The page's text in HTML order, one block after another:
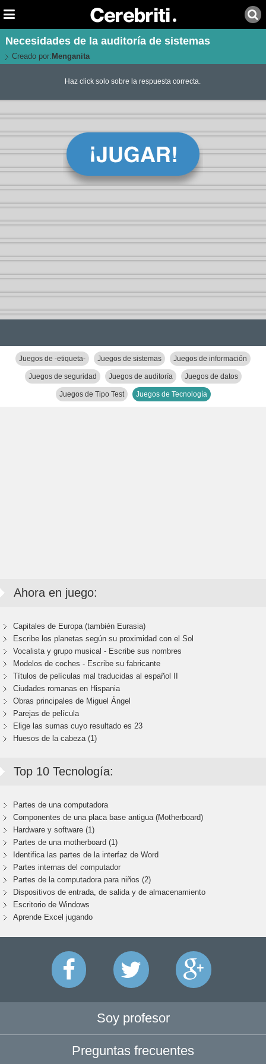
Necesidades de la auditoría de sistemas
Creado por: Menganita
Haz click solo sobre la respuesta correcta.
Juegos de -etiqueta- Juegos de sistemas Juegos de información
Juegos de seguridad Juegos de auditoría Juegos de datos
Juegos de Tipo Test Juegos de Tecnología
Ahora en juego:
Capitales de Europa (también Eurasia)
Escribe los planetas según su proximidad con el Sol
Vocalista y grupo musical - Escribe sus nombres
Modelos de coches - Escribe su fabricante
Títulos de películas mal traducidas al español II
Ciudades romanas en Hispania
Obras principales de Miguel Ángel
Parejas de película
Elige las sumas cuyo resultado es 23
Huesos de la cabeza (1)
Top 10 Tecnología:
Partes de una computadora
Componentes de una placa base antigua (Motherboard)
Hardware y software (1)
Partes de una motherboard (1)
Identifica las partes de la interfaz de Word
Partes internas del computador
Partes de la computadora para niños (2)
Dispositivos de entrada, de salida y de almacenamiento
Escritorio de Windows
Aprende Excel jugando
Soy profesor
Preguntas frecuentes